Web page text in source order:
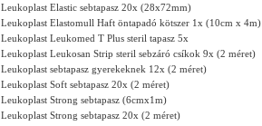
Leukoplast Elastic sebtapasz 20x (28x72mm)
Leukoplast Elastomull Haft öntapadó kötszer 1x (10cm x 4m)
Leukoplast Leukomed T Plus steril tapasz 5x
Leukoplast Leukosan Strip steril sebzáró csíkok 9x (2 méret)
Leukoplast sebtapasz gyerekeknek 12x (2 méret)
Leukoplast Soft sebtapasz 20x (2 méret)
Leukoplast Strong sebtapasz (6cmx1m)
Leukoplast Strong sebtapasz 20x (2 méret)